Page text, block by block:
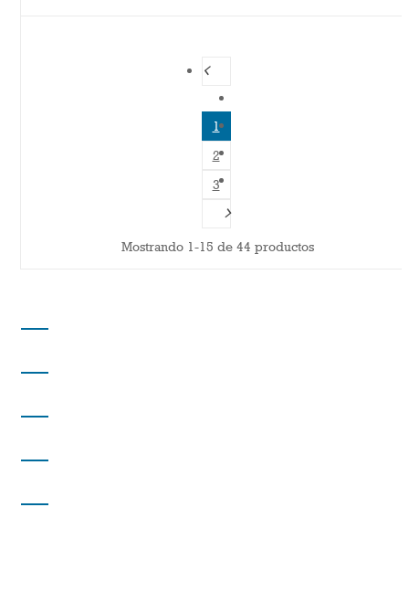
1
2
3
Mostrando 1-15 de 44 productos